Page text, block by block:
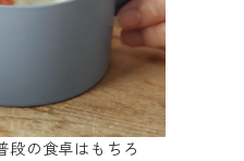
段の食卓はもちろ